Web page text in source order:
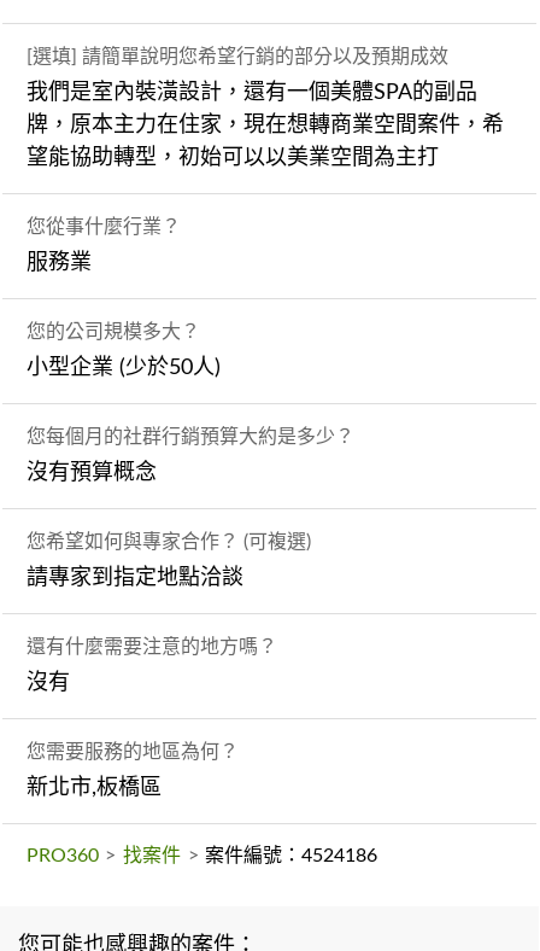
[選填] 請簡單說明您希望行銷的部分以及預期成效
我們是室內裝潢設計，還有一個美體SPA的副品
牌，原本主力在住家，現在想轉商業空間案件，希
望能協助轉型，初始可以以美業空間為主打
您從事什麼行業？
服務業
您的公司規模多大？
小型企業 (少於50人)
您每個月的社群行銷預算大約是多少？
沒有預算概念
您希望如何與專家合作？ (可複選)
請專家到指定地點洽談
還有什麼需要注意的地方嗎？
沒有
您需要服務的地區為何？
新北市,板橋區
PRO360 > 找案件 > 案件編號：4524186
您可能也感興趣的案件：